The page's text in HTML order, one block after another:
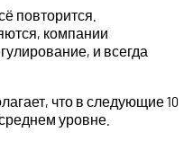
повторится.
компании
и всегда
что в следующие 10
уровне.